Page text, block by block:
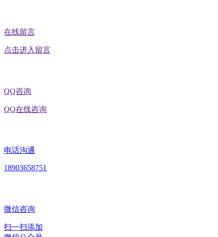
在线留言
点击进入留言
QQ咨询
QQ在线咨询
电话沟通
18903658751
微信咨询
扫一扫添加